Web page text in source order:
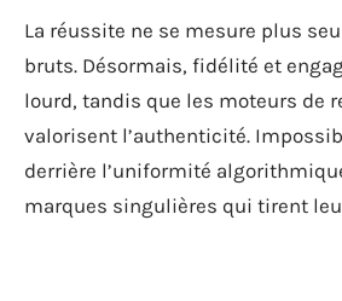
La réussite ne se mesure plus
bruts. Désormais, fidélité et
lourd, tandis que les moteurs de
valorisent l’authenticité.
derrière l’uniformité
marques singulières qui tirent